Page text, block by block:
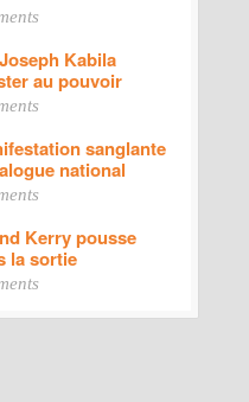
Kabila
au pouvoir
sanglante
national
Kerry pousse
la sortie